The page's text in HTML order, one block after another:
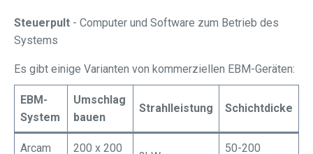
Steuerpult - Computer und Software zum Betrieb des
Systems
Es gibt einige Varianten von kommerziellen EBM-Geräten:
EBM-
System
Umschlag
bauen
Strahlleistung Schichtdicke
Arcam
200 x 200
50-200